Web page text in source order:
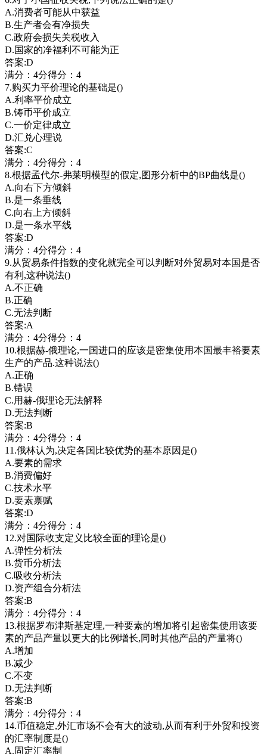
A.消费者可能从中获益
B.生产者会有净损失
C.政府会损失关税收入
D.国家的净福利不可能为正
答案:D
满分：4分得分：4
7.购买力平价理论的基础是()
A.利率平价成立
B.铸币平价成立
C.一价定律成立
D.汇兑心理说
答案:C
满分：4分得分：4
8.根据孟代尔-弗莱明模型的假定,图形分析中的BP曲线是()
A.向右下方倾斜
B.是一条垂线
C.向右上方倾斜
D.是一条水平线
答案:D
满分：4分得分：4
9.从贸易条件指数的变化就完全可以判断对外贸易对本国是否
有利,这种说法()
A.不正确
B.正确
C.无法判断
答案:A
满分：4分得分：4
10.根据赫-俄理论,一国进口的应该是密集使用本国最丰裕要素
生产的产品.这种说法()
A.正确
B.错误
C.用赫-俄理论无法解释
D.无法判断
答案:B
满分：4分得分：4
11.俄林认为,决定各国比较优势的基本原因是()
A.要素的需求
B.消费偏好
C.技术水平
D.要素禀赋
答案:D
满分：4分得分：4
12.对国际收支定义比较全面的理论是()
A.弹性分析法
B.货币分析法
C.吸收分析法
D.资产组合分析法
答案:B
满分：4分得分：4
13.根据罗布津斯基定理,一种要素的增加将引起密集使用该要
素的产品产量以更大的比例增长,同时其他产品的产量将()
A.增加
B.减少
C.不变
D.无法判断
答案:B
满分：4分得分：4
14.币值稳定,外汇市场不会有大的波动,从而有利于外贸和投资
的汇率制度是()
A.固定汇率制